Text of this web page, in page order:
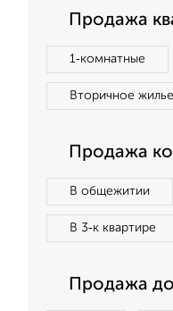
Продажа
1‑комнатные
Вторичное жилье
Продажа
В общежитии
В 3‑к квартире
Продажа